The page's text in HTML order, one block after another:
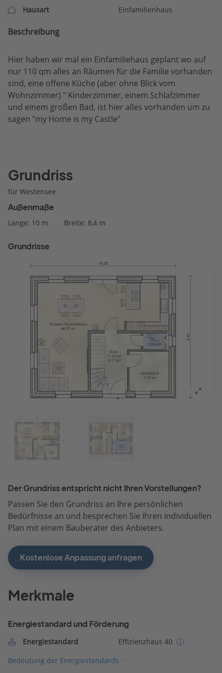
Hausart
Einfamilienhaus
Beschreibung
Hier haben wir mal ein Einfamiliehaus geplant wo auf
nur 110 qm alles an Räumen für die Familie vorhanden
sind, eine offene Küche (aber ohne Blick vom
Wohnzimmer) " Kinderzimmer, einem Schlafzimmer
und einem großen Bad, ist hier alles vorhanden um zu
sagen "my Home is my Castle"
Grundriss
für Westensee
Außenmaße
Länge: 10 m Breite: 8,4 m
Grundrisse
Der Grundriss entspricht nicht Ihren Vorstellungen?
Passen Sie den Grundriss an Ihre persönlichen
Bedürfnisse an und besprechen Sie Ihren individuellen
Plan mit einem Bauberater des Anbieters.
Kostenlose Anpassung anfragen
Merkmale
Energiestandard und Förderung
Energiestandard
Effizienzhaus 40
Bedeutung der Energiestandards